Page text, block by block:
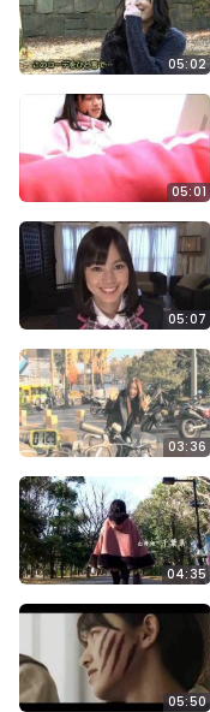
05:02
05:01
05:07
03:36
04:35
05:50